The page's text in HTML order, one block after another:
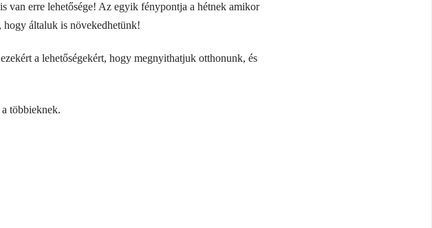
van erre lehetősége! Az egyik fénypontja a hétnek amikor
hogy általuk is növekedhetünk!
a lehetőségekért, hogy megnyithatjuk otthonunk, és
többieknek.